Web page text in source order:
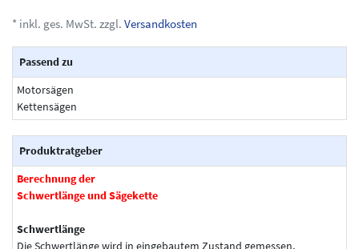
* inkl. ges. MwSt. zzgl. Versandkosten
Passend zu
Motorsägen
Kettensägen
Produktratgeber
Berechnung der
Schwertlänge und Sägekette
Schwertlänge
Die Schwertlänge wird in eingebautem Zustand gemessen.